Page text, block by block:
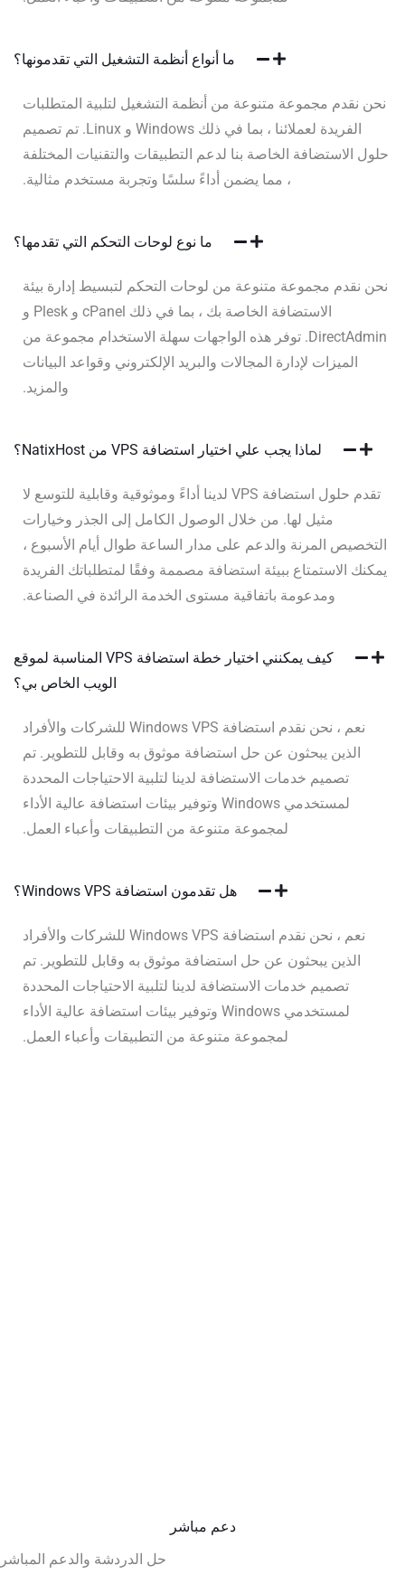
ما أنواع أنظمة التشغيل التي تقدمونها؟
نحن نقدم مجموعة متنوعة من أنظمة التشغيل لتلبية المتطلبات
الفريدة لعملائنا ، بما في ذلك Windows و Linux. تم تصميم
حلول الاستضافة الخاصة بنا لدعم التطبيقات والتقنيات المختلفة
، مما يضمن أداءً سلسًا وتجربة مستخدم مثالية.
ما نوع لوحات التحكم التي تقدمها؟
نحن نقدم مجموعة متنوعة من لوحات التحكم لتبسيط إدارة بيئة
الاستضافة الخاصة بك ، بما في ذلك cPanel و Plesk و
DirectAdmin. توفر هذه الواجهات سهلة الاستخدام مجموعة من
الميزات لإدارة المجالات والبريد الإلكتروني وقواعد البيانات
والمزيد.
لماذا يجب علي اختيار استضافة VPS من NatixHost؟
تقدم حلول استضافة VPS لدينا أداءً وموثوقية وقابلية للتوسع لا
مثيل لها. من خلال الوصول الكامل إلى الجذر وخيارات
التخصيص المرنة والدعم على مدار الساعة طوال أيام الأسبوع ،
يمكنك الاستمتاع ببيئة استضافة مصممة وفقًا لمتطلباتك الفريدة
ومدعومة باتفاقية مستوى الخدمة الرائدة في الصناعة.
كيف يمكنني اختيار خطة استضافة VPS المناسبة لموقع
الويب الخاص بي؟
نعم ، نحن نقدم استضافة Windows VPS للشركات والأفراد
الذين يبحثون عن حل استضافة موثوق به وقابل للتطوير. تم
تصميم خدمات الاستضافة لدينا لتلبية الاحتياجات المحددة
لمستخدمي Windows وتوفير بيئات استضافة عالية الأداء
لمجموعة متنوعة من التطبيقات وأعباء العمل.
هل تقدمون استضافة Windows VPS؟
نعم ، نحن نقدم استضافة Windows VPS للشركات والأفراد
الذين يبحثون عن حل استضافة موثوق به وقابل للتطوير. تم
تصميم خدمات الاستضافة لدينا لتلبية الاحتياجات المحددة
لمستخدمي Windows وتوفير بيئات استضافة عالية الأداء
لمجموعة متنوعة من التطبيقات وأعباء العمل.
دعم مباشر
حل الدردشة والدعم المباشر